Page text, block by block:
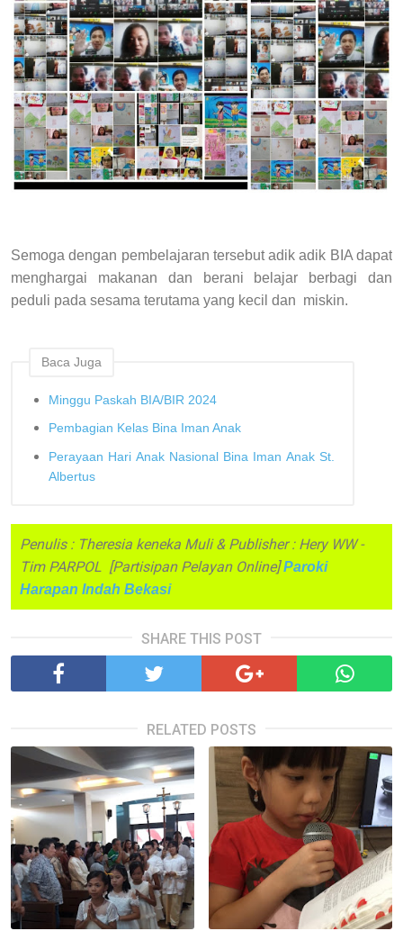
Semoga dengan pembelajaran tersebut adik adik BIA dapat
menghargai makanan dan berani belajar berbagi dan
peduli pada sesama terutama yang kecil dan miskin.
Baca Juga
Minggu Paskah BIA/BIR 2024
Pembagian Kelas Bina Iman Anak
Perayaan Hari Anak Nasional Bina Iman Anak St.
Albertus
Penulis : Theresia keneka Muli & Publisher : Hery WW -
Tim PARPOL [Partisipan Pelayan Online]Paroki
Harapan Indah Bekasi
SHARE THIS POST
RELATED POSTS